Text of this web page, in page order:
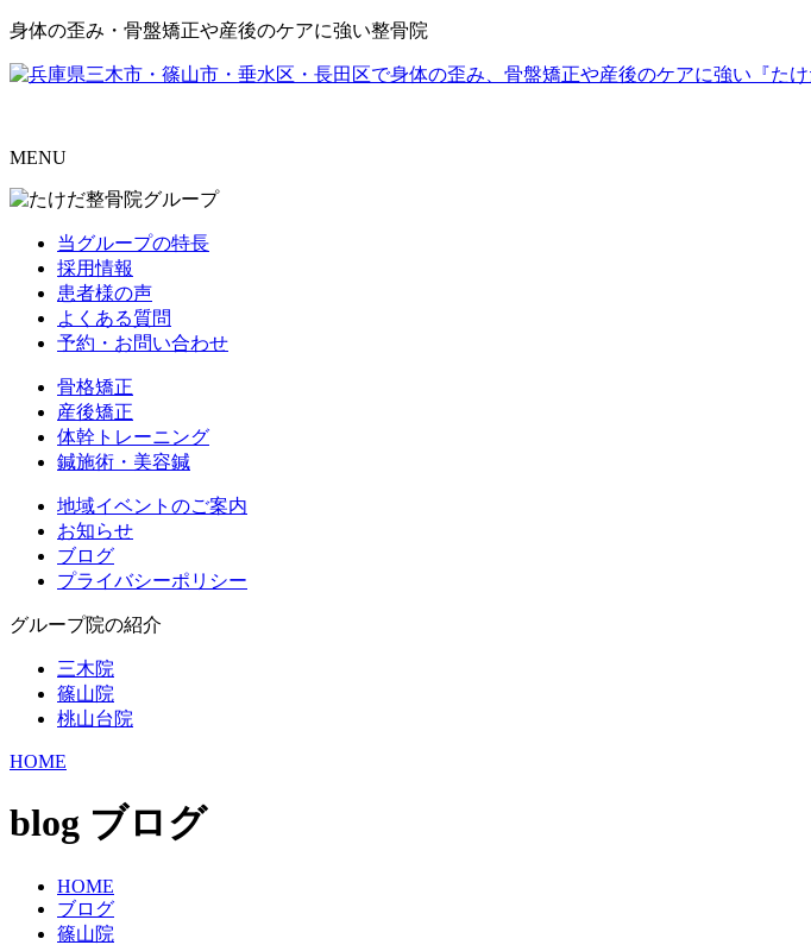
身体の歪み・骨盤矯正や産後のケアに強い整骨院
MENU
当グループの特長
採用情報
患者様の声
よくある質問
予約・お問い合わせ
骨格矯正
産後矯正
体幹トレーニング
鍼施術・美容鍼
地域イベントのご案内
お知らせ
ブログ
プライバシーポリシー
グループ院の紹介
三木院
篠山院
桃山台院
HOME
blog ブログ
HOME
ブログ
篠山院